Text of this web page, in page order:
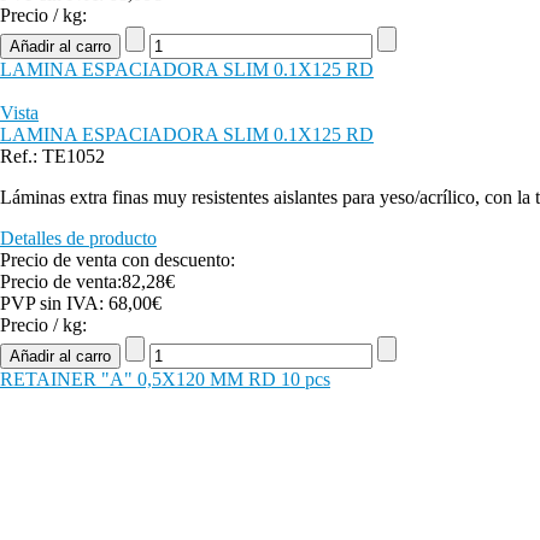
Precio / kg:
LAMINA ESPACIADORA SLIM 0.1X125 RD
Vista
LAMINA ESPACIADORA SLIM 0.1X125 RD
Ref.: TE1052
Láminas extra finas muy resistentes aislantes para yeso/acrílico, con la
Detalles de producto
Precio de venta con descuento:
Precio de venta:82,28€
PVP sin IVA: 68,00€
Precio / kg:
RETAINER "A" 0,5X120 MM RD 10 pcs